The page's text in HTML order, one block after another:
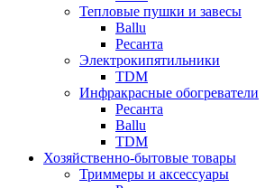
Тепловые пушки и завесы
Ballu
Ресанта
Электрокипятильники
TDM
Инфракрасные обогреватели
Ресанта
Ballu
TDM
Хозяйственно-бытовые товары
Триммеры и аксессуары